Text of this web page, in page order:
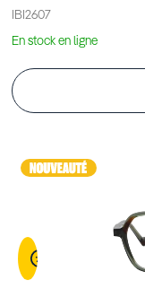
IBI2607
En stock en ligne